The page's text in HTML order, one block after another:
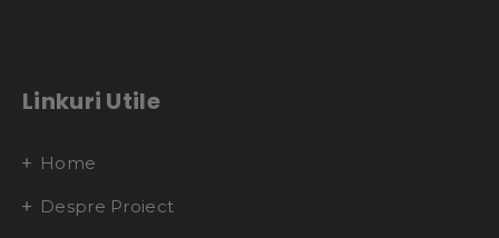
Linkuri Utile
Home
Despre Proiect